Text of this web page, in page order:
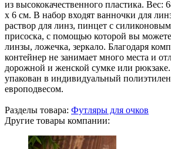
из высококачественного пластика. Вес:
х 6 см. В набор входят ванночки для
раствор для линз, пинцет с
присоска, с помощью которой вы
линзы, ложечка, зеркало. Благодаря
контейнер не занимает много места и
дорожной и женской сумке или
упакован в индивидуальный
европодвесом.
Разделы товара: Футляры для очков
Другие товары компании: